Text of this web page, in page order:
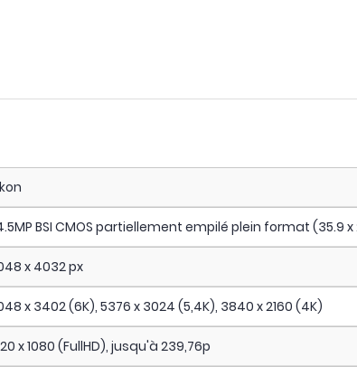
BSI CMOS partiellement empilé plein format (35.9
x 4032 px
x 3402 (6K), 5376 x 3024 (5,4K), 3840 x 2160 (4K)
x 1080 (FullHD), jusqu'à 239,76p